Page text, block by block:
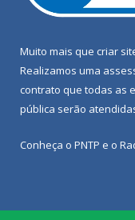
Muito mais que criar
Realizamos uma
contrato que todas as
pública serão
Conheça o PNTP e o